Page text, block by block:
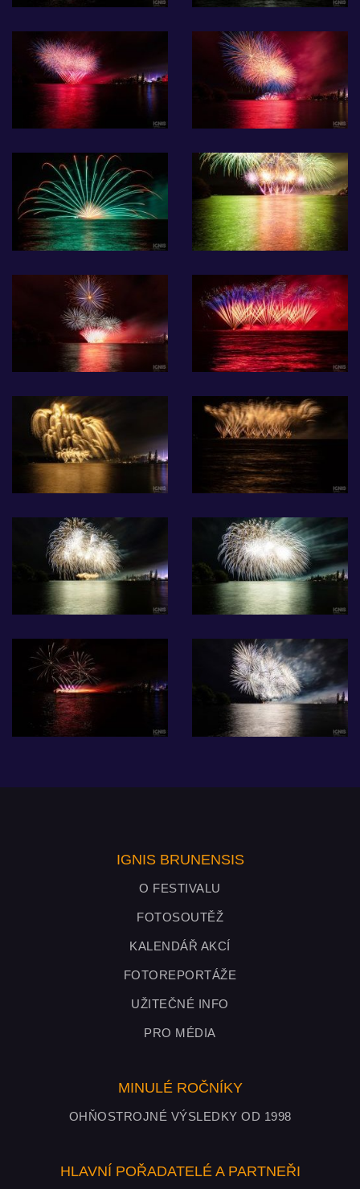
IGNIS BRUNENSIS
O FESTIVALU
FOTOSOUTĚŽ
KALENDÁŘ AKCÍ
FOTOREPORTÁŽE
UŽITEČNÉ INFO
PRO MÉDIA
MINULÉ ROČNÍKY
OHŇOSTROJNÉ VÝSLEDKY OD 1998
HLAVNÍ POŘADATELÉ A PARTNEŘI